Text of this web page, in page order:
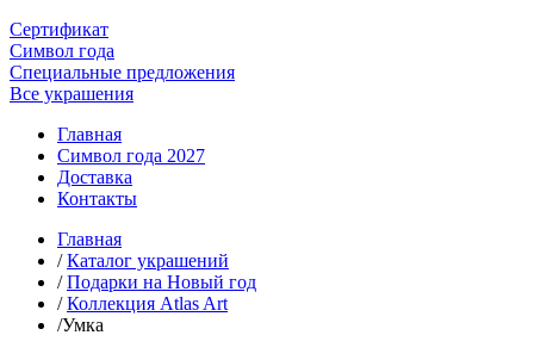
Сертификат
Символ года
Специальные предложения
Все украшения
Главная
Символ года 2027
Доставка
Контакты
Главная
/Каталог украшений
/Подарки на Новый год
/Коллекция Atlas Art
/Умка